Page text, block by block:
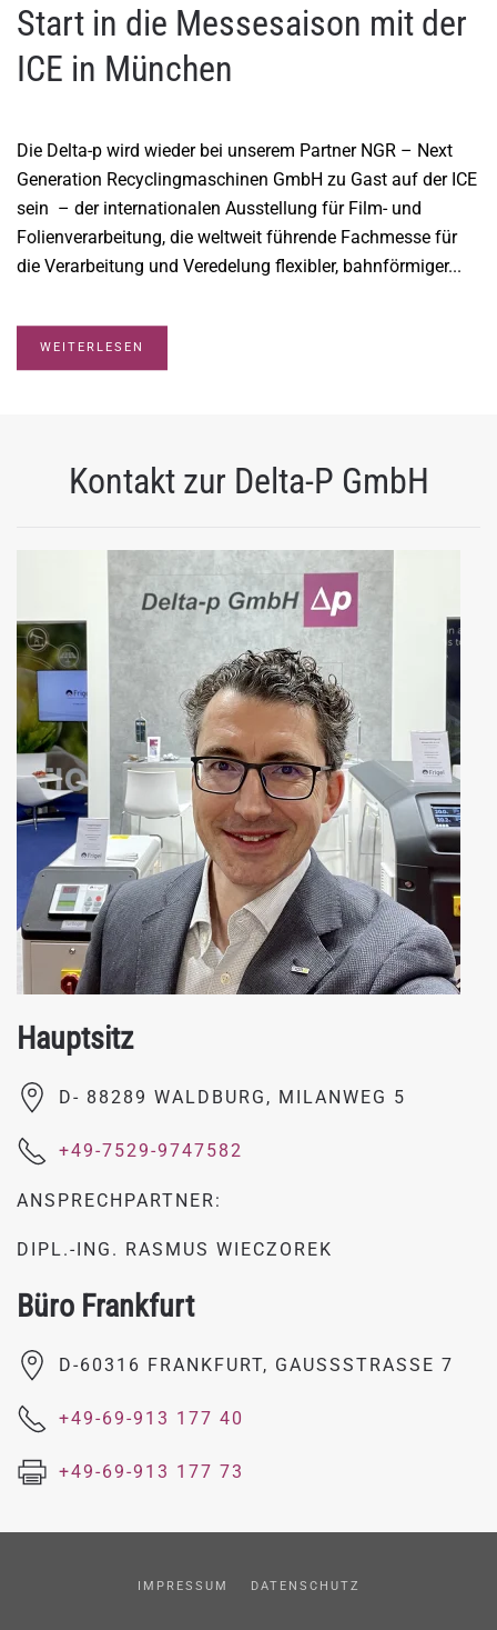
Start in die Messesaison mit der
ICE in München
Die Delta-p wird wieder bei unserem Partner NGR – Next
Generation Recyclingmaschinen GmbH zu Gast auf der ICE
sein – der internationalen Ausstellung für Film- und
Folienverarbeitung, die weltweit führende Fachmesse für
die Verarbeitung und Veredelung flexibler, bahnförmiger...
WEITERLESEN
Kontakt zur Delta-P GmbH
Hauptsitz
D- 88289 WALDBURG, MILANWEG 5
+49-7529-9747582
ANSPRECHPARTNER:
DIPL.-ING. RASMUS WIECZOREK
Büro Frankfurt
D-60316 FRANKFURT, GAUSSSTRASSE 7
+49-69-913 177 40
+49-69-913 177 73
IMPRESSUM DATENSCHUTZ